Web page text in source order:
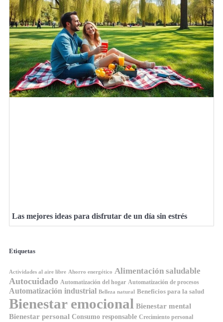
Las mejores ideas para disfrutar de un día sin estrés
Etiquetas
Actividades al aire libre Ahorro energético Alimentación saludable
Autocuidado Automatización del hogar Automatización de procesos
Automatización industrial Belleza natural Beneficios para la salud
Bienestar emocional Bienestar mental
Bienestar personal Consumo responsable Crecimiento personal